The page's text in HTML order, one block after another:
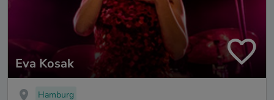
Eva Kosak
Hamburg